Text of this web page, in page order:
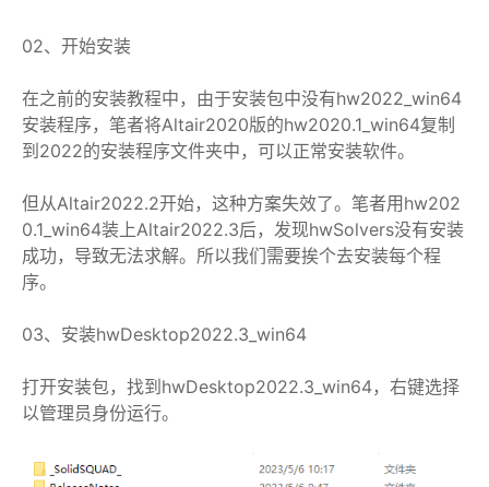
02、开始安装
在之前的安装教程中，由于安装包中没有hw2022_win64
安装程序，笔者将Altair2020版的hw2020.1_win64复制
到2022的安装程序文件夹中，可以正常安装软件。
但从Altair2022.2开始，这种方案失效了。笔者用hw202
0.1_win64装上Altair2022.3后，发现hwSolvers没有安装
成功，导致无法求解。所以我们需要挨个去安装每个程
序。
03、安装hwDesktop2022.3_win64
打开安装包，找到hwDesktop2022.3_win64，右键选择
以管理员身份运行。